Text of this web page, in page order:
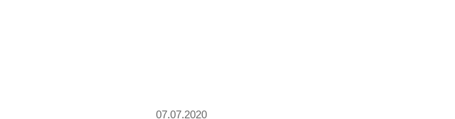
07.07.2020